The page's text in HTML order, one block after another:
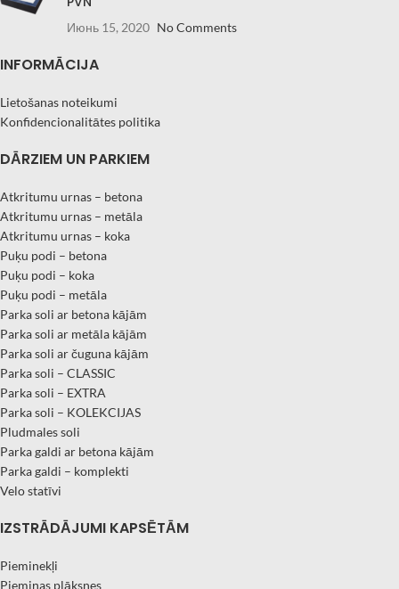
Июнь 15, 2020 No Comments
INFORMĀCIJA
Lietošanas noteikumi
Konfidencionalitātes politika
DĀRZIEM UN PARKIEM
Atkritumu urnas – betona
Atkritumu urnas – metāla
Atkritumu urnas – koka
Puķu podi – betona
Puķu podi – koka
Puķu podi – metāla
Parka soli ar betona kājām
Parka soli ar metāla kājām
Parka soli ar čuguna kājām
Parka soli – CLASSIC
Parka soli – EXTRA
Parka soli – KOLEKCIJAS
Pludmales soli
Parka galdi ar betona kājām
Parka galdi – komplekti
Velo statīvi
IZSTRĀDĀJUMI KAPSĒTĀM
Pieminekļi
Piemiņas plāksnes